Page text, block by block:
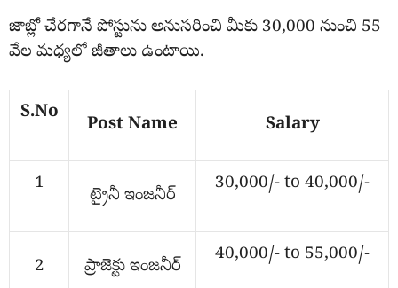
జాబ్లో చేరగానే పోస్టును అనుసరించి మీకు 30,000 నుంచి 55
వేల మధ్యలో జీతాలు ఉంటాయి.
S.No
Post Name Salary
1
ట్రైనీ ఇంజనీర్
30,000/- to 40,000/-
2 ప్రాజెక్టు ఇంజనీర్
40,000/- to 55,000/-